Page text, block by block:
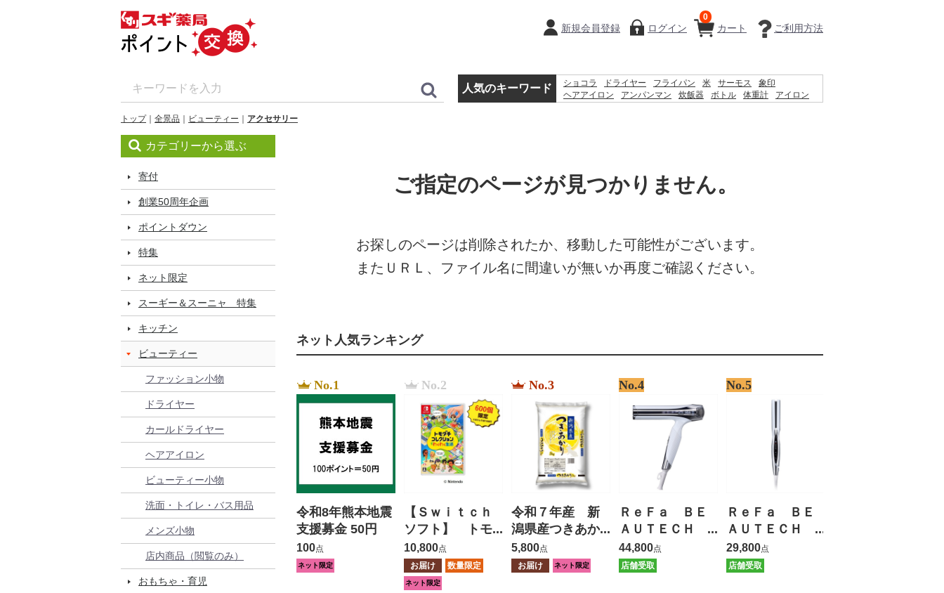
カート
0
ご利用方法
新規会員登録 ログイン
人気のキーワード ショコラ ドライヤー フライパン 米 サーモス
象印
ヘアアイロン
アンパンマン 炊飯器 ボトル 体重計
アイロン
トップ 全景品 ビューティー アクセサリー
カテゴリーから選ぶ
寄付
創業50周年企画
ポイントダウン
特集
ネット限定
スーギー＆スーニャ 特集
キッチン
ビューティー
ファッション小物
ドライヤー
カールドライヤー
ヘアアイロン
ビューティー小物
洗面・トイレ・バス用品
メンズ小物
店内商品（閲覧のみ）
おもちゃ・育児
ご指定のページが見つかりません。
お探しのページは削除されたか、移動した可能性がございます。
またＵＲＬ、ファイル名に間違いが無いか再度ご確認ください。
ネット人気ランキング
No.1
令和8年熊本地震
支援募金 50円
100点
ネット限定
No.2
【Ｓｗｉｔｃｈ
ソフト】 トモ
ダチコレクショ
ン わくわく生
活
10,800点
お届け
数量限定
ネット限定
No.3
令和７年産 新
潟県産つきあか
り ５ｋｇ
5,800点
お届け
ネット限定
No.4
ＲｅＦａ ＢＥ
ＡＵＴＥＣＨ
ＤＲＹＥＲ Ｓ
ＭＡＲＴ Ｗ
44,800点
店舗受取
No.5
ＲｅＦａ ＢＥ
ＡＵＴＥＣＨ
ＳＴＲＡＩＧＨ
Ｔ ＩＲＯＮ
29,800点
店舗受取